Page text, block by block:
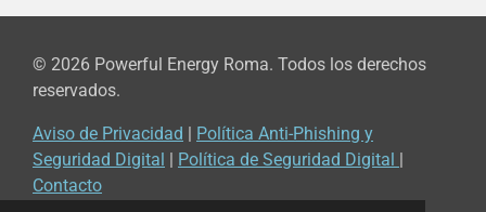
© 2026 Powerful Energy Roma. Todos los derechos
reservados.
Aviso de Privacidad
Política Anti-Phishing y
Seguridad Digital
Política de Seguridad Digital
Contacto